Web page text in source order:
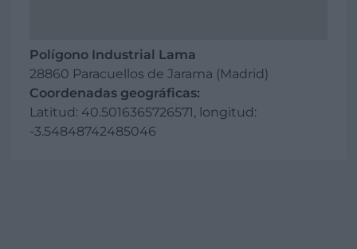
Polígono Industrial Lama
28860 Paracuellos de Jarama (Madrid)
Coordenadas geográficas:
Latitud: 40.5016365726571, longitud:
-3.54848742485046